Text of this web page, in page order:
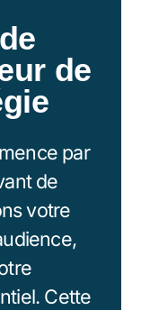
de
par
de
votre
Cette